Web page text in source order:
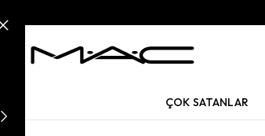
ÇOK SATANLAR